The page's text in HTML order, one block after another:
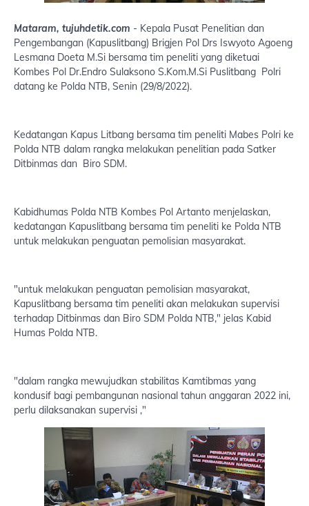
Mataram, tujuhdetik.com - Kepala Pusat Penelitian dan
Pengembangan (Kapuslitbang) Brigjen Pol Drs Iswyoto Agoeng
Lesmana Doeta M.Si bersama tim peneliti yang diketuai
Kombes Pol Dr.Endro Sulaksono S.Kom.M.Si Puslitbang Polri
datang ke Polda NTB, Senin (29/8/2022).
Kedatangan Kapus Litbang bersama tim peneliti Mabes Polri ke
Polda NTB dalam rangka melakukan penelitian pada Satker
Ditbinmas dan Biro SDM.
Kabidhumas Polda NTB Kombes Pol Artanto menjelaskan,
kedatangan Kapuslitbang bersama tim peneliti ke Polda NTB
untuk melakukan penguatan pemolisian masyarakat.
"untuk melakukan penguatan pemolisian masyarakat,
Kapuslitbang bersama tim peneliti akan melakukan supervisi
terhadap Ditbinmas dan Biro SDM Polda NTB," jelas Kabid
Humas Polda NTB.
"dalam rangka mewujudkan stabilitas Kamtibmas yang
kondusif bagi pembangunan nasional tahun anggaran 2022 ini,
perlu dilaksanakan supervisi ,"